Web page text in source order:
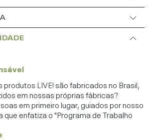
produtos LIVE! são fabricados no Brasil,
em nossas próprias fábricas?
em primeiro lugar, guiados por nosso
que enfatiza o "Programa de Trabalho